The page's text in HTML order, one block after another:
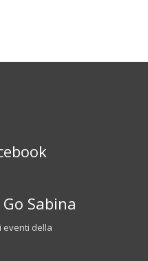
Sabina
eventi della